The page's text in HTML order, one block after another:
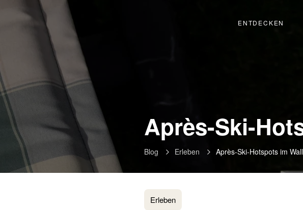
ENTDECKEN
Après-Ski-
Blog Erleben Après-Ski-Hotspots im
Erleben